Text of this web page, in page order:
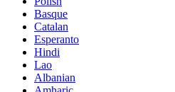
Basque
Catalan
Esperanto
Hindi
Lao
Albanian